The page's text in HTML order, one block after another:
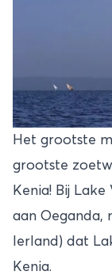
Het grootste
grootste
Kenia! Bij
aan Oeganda,
Ierland) dat
Kenia.